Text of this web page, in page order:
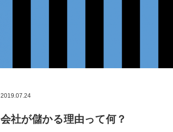
2019.07.24
会社が儲かる理由って何？